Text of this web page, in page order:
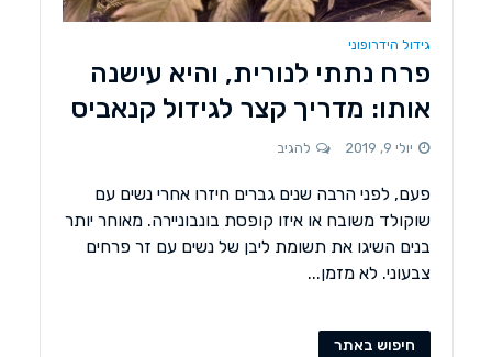
גידול הידרופוני
פרח נתתי לנורית, והיא עישנה
אותו: מדריך קצר לגידול קנאביס
יולי 9, 2019 להגיב
פעם, לפני הרבה שנים גברים חיזרו אחרי נשים עם
שוקולד משובח או איזו קופסת בונבוניירה. מאוחר יותר
בנים השיגו את תשומת ליבן של נשים עם זר פרחים
צבעוני. לא מזמן...
חיפוש באתר